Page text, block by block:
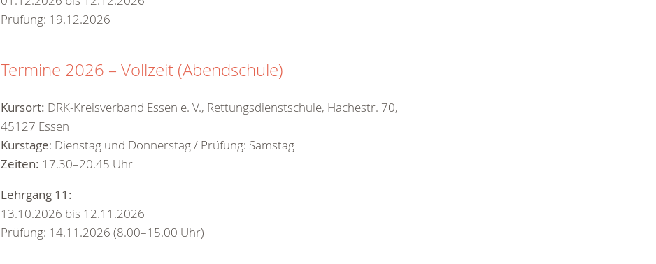
Prüfung: 19.12.2026
Termine 2026 – Vollzeit (Abendschule)
Kursort: DRK-Kreisverband Essen e. V., Rettungsdienstschule, Hachestr. 70,
45127 Essen
Kurstage: Dienstag und Donnerstag / Prüfung: Samstag
Zeiten: 17.30–20.45 Uhr
Lehrgang 11:
13.10.2026 bis 12.11.2026
Prüfung: 14.11.2026 (8.00–15.00 Uhr)